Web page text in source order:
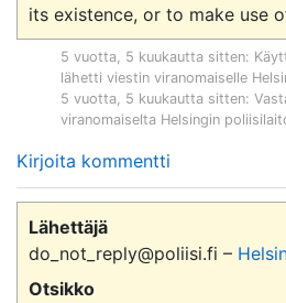
5 vuotta, 5 kuukautta sitten:
lähetti viestin viranomaiselle
5 vuotta, 5 kuukautta sitten:
viranomaiselta Helsingin
Kirjoita kommentti
Lähettäjä
do_not_reply@poliisi.fi –
Otsikko